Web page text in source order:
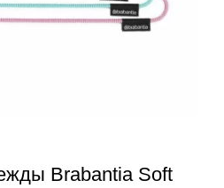
Brabantia Soft